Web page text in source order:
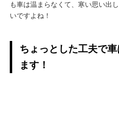
も車は温まらなくて、寒い思い出
いですよね！
ちょっとした工夫で
ます！